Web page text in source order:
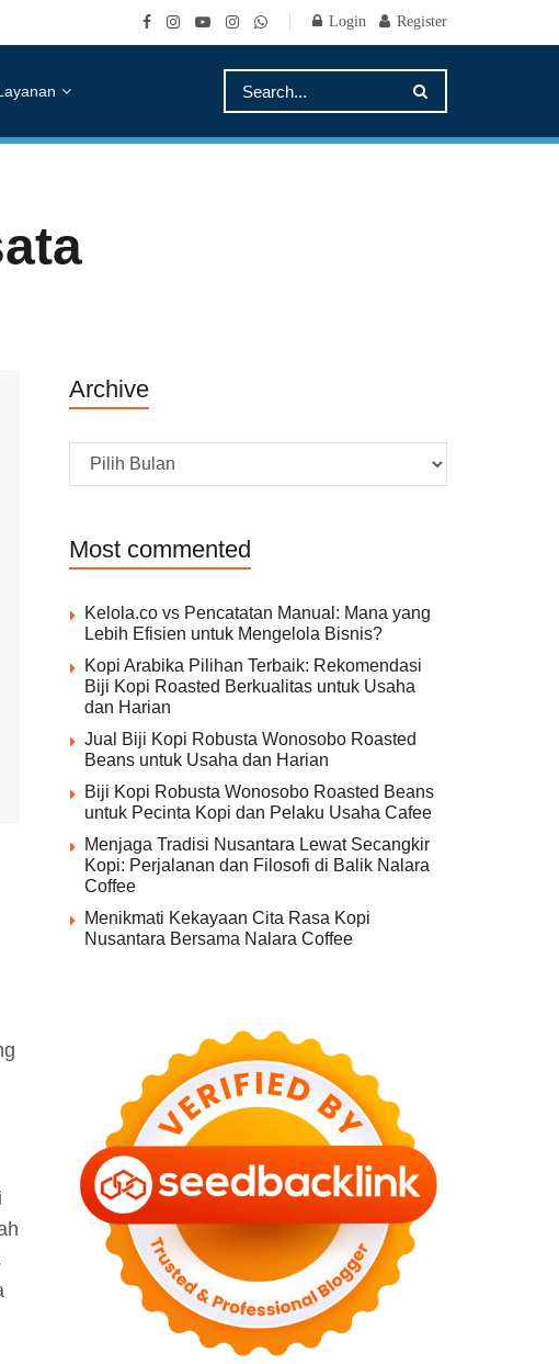
Login Register
Archive
Archive
Most commented
Kelola.co vs Pencatatan Manual: Mana yang
Lebih Efisien untuk Mengelola Bisnis?
Kopi Arabika Pilihan Terbaik: Rekomendasi
Biji Kopi Roasted Berkualitas untuk Usaha
dan Harian
Jual Biji Kopi Robusta Wonosobo Roasted
Beans untuk Usaha dan Harian
Biji Kopi Robusta Wonosobo Roasted Beans
untuk Pecinta Kopi dan Pelaku Usaha Cafee
Menjaga Tradisi Nusantara Lewat Secangkir
Kopi: Perjalanan dan Filosofi di Balik Nalara
Coffee
Menikmati Kekayaan Cita Rasa Kopi
Nusantara Bersama Nalara Coffee